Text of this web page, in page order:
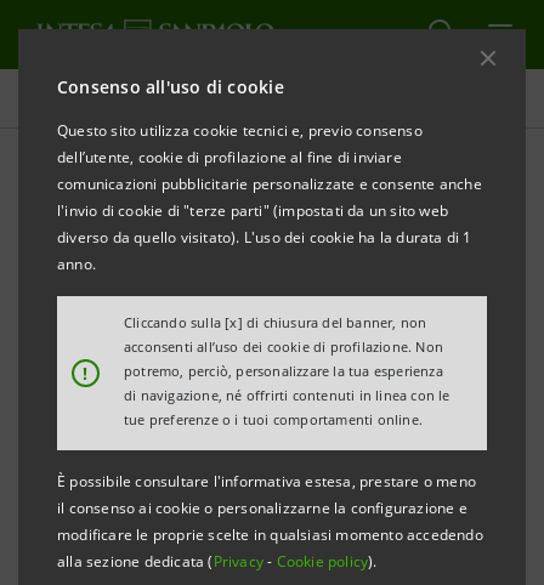
Consenso all'uso di cookie
Questo sito utilizza cookie tecnici e, previo consenso
dell’utente, cookie di profilazione al fine di inviare
comunicazioni pubblicitarie personalizzate e consente anche
l'invio di cookie di "terze parti" (impostati da un sito web
diverso da quello visitato). L'uso dei cookie ha la durata di 1
anno.
!
Cliccando sulla [x] di chiusura del banner, non
acconsenti all’uso dei cookie di profilazione. Non
potremo, perciò, personalizzare la tua esperienza
di navigazione, né offrirti contenuti in linea con le
tue preferenze o i tuoi comportamenti online.
È possibile consultare l'informativa estesa, prestare o meno
il consenso ai cookie o personalizzarne la configurazione e
modificare le proprie scelte in qualsiasi momento accedendo
alla sezione dedicata (Privacy- Cookie policy).
Comunicati stampa
STAMPA AGGIORNA
Milano, 14 giugno 2002
Oggi a Torino i soci di Italenergia hanno raggiunto
intese che consentono di ottenere una serie di
importanti obiettivi.
L’operazione
- costituisce il primo fondamentale passo per il
rafforzamento finanziario del gruppo